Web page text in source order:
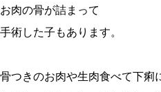
お肉の骨が詰まって
手術した子もあります。
骨つきのお肉や生肉食べて下痢